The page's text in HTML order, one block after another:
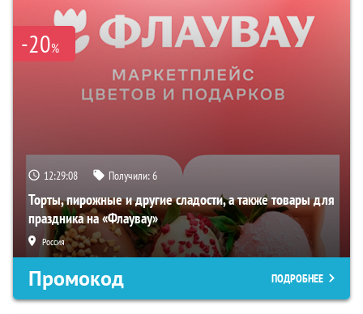
-20%
12:29:07 Получили:6
Торты, пирожные и другие сладости, а также товары для
праздника на «Флаувау»
Россия
Промокод ПОДРОБНЕЕ